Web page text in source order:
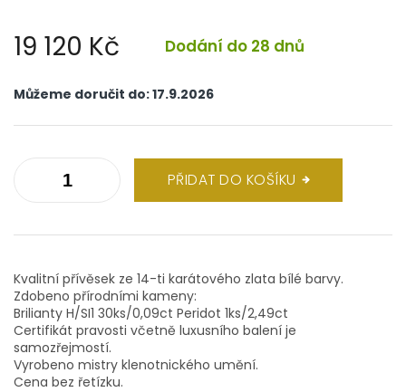
19 120 Kč Dodání do 28 dnů
cena:
Můžeme doručit do:17.9.2026
PŘIDAT DO KOŠÍKU
Kvalitní přívěsek ze 14-ti karátového zlata bílé barvy.
Zdobeno přírodními kameny:
Brilianty H/SI1 30ks/0,09ct Peridot 1ks/2,49ct
Certifikát pravosti včetně luxusního balení je
samozřejmostí.
Vyrobeno mistry klenotnického umění.
Cena bez řetízku.